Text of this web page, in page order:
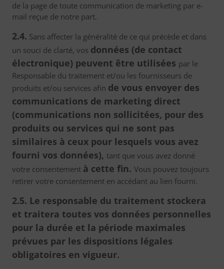
de la page de toute communication de marketing par e-
mail reçue de notre part.
2.4. Sans affecter la généralité de ce qui précède et dans
un souci de clarté, vos données (de contact
électronique) peuvent être utilisées par le
Responsable du traitement et/ou les fournisseurs de
produits et/ou services afin de vous envoyer des
communications de marketing direct
(communications non sollicitées, pour des
produits ou services qui ne sont pas
similaires à ceux pour lesquels vous avez
fourni vos données), tant que vous avez donné
votre consentement à cette fin. Vous pouvez toujours
retirer votre consentement en accédant au lien fourni.
2.5. Le responsable du traitement stockera
et traitera toutes vos données personnelles
pour la durée et la période maximales
prévues par les dispositions légales
obligatoires en vigueur.